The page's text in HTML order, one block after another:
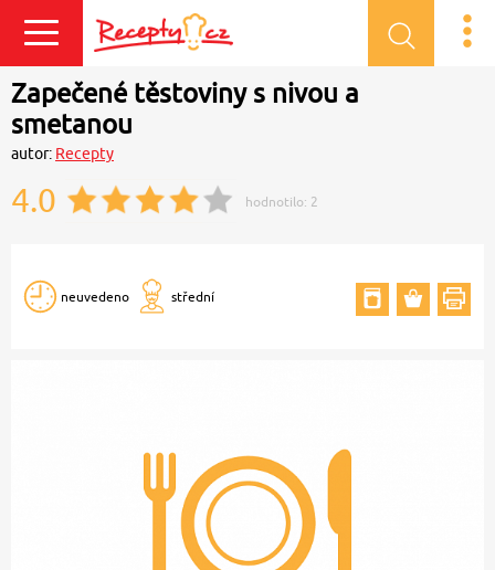
Přihlásit se
Zapečené těstoviny s nivou a
smetanou
autor: Recepty
4.0 hodnotilo: 2
neuvedeno střední